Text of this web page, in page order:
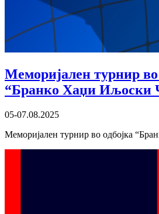
Меморијален турнир во
“Бранко Хаџи Иљоски
05-07.08.2025
Меморијален турнир во одбојка